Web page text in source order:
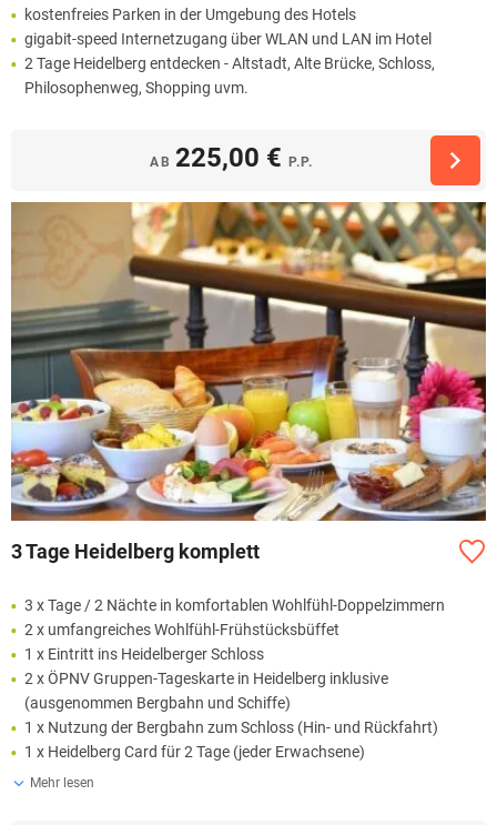
kostenfreies Parken in der Umgebung des Hotels
gigabit-speed Internetzugang über WLAN und LAN im Hotel
2 Tage Heidelberg entdecken - Altstadt, Alte Brücke, Schloss,
Philosophenweg, Shopping uvm.
AB 225,00 € P.P.
3 Tage Heidelberg komplett
3 x Tage / 2 Nächte in komfortablen Wohlfühl-Doppelzimmern
2 x umfangreiches Wohlfühl-Frühstücksbüffet
1 x Eintritt ins Heidelberger Schloss
2 x ÖPNV Gruppen-Tageskarte in Heidelberg inklusive
(ausgenommen Bergbahn und Schiffe)
1 x Nutzung der Bergbahn zum Schloss (Hin- und Rückfahrt)
1 x Heidelberg Card für 2 Tage (jeder Erwachsene)
Mehr lesen